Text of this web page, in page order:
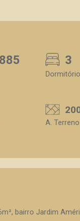
3
A. Terreno
bairro Jardim